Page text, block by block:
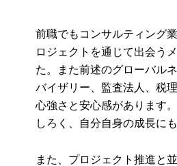
前職でもコンサルティング
ロジェクトを通じて出会う
た。また前述のグローバル
バイザリー、監査法人、税
心強さと安心感があります
しろく、自分自身の成長に
また、プロジェクト推進と